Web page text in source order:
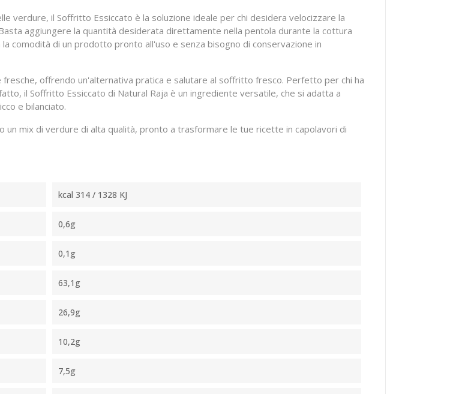
verdure, il Soffritto Essiccato è la soluzione ideale per chi desidera velocizzare la
aggiungere la quantità desiderata direttamente nella pentola durante la cottura
comodità di un prodotto pronto all'uso e senza bisogno di conservazione in
offrendo un'alternativa pratica e salutare al soffritto fresco. Perfetto per chi ha
il Soffritto Essiccato di Natural Raja è un ingrediente versatile, che si adatta a
e bilanciato.
mix di verdure di alta qualità, pronto a trasformare le tue ricette in capolavori di
kcal 314 / 1328 KJ
0,6g
0,1g
63,1g
26,9g
10,2g
7,5g